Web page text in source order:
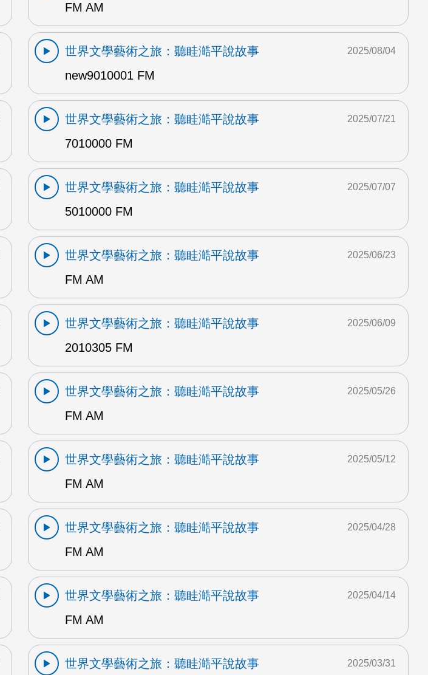
FM AM
世界文學藝術之旅：聽眭澔平說故事
new9010001 FM
2025/08/04
世界文學藝術之旅：聽眭澔平說故事
7010000 FM
2025/07/21
世界文學藝術之旅：聽眭澔平說故事
5010000 FM
2025/07/07
世界文學藝術之旅：聽眭澔平說故事
FM AM
2025/06/23
世界文學藝術之旅：聽眭澔平說故事
2010305 FM
2025/06/09
世界文學藝術之旅：聽眭澔平說故事
FM AM
2025/05/26
世界文學藝術之旅：聽眭澔平說故事
FM AM
2025/05/12
世界文學藝術之旅：聽眭澔平說故事
FM AM
2025/04/28
世界文學藝術之旅：聽眭澔平說故事
FM AM
2025/04/14
世界文學藝術之旅：聽眭澔平說故事 2025/03/31